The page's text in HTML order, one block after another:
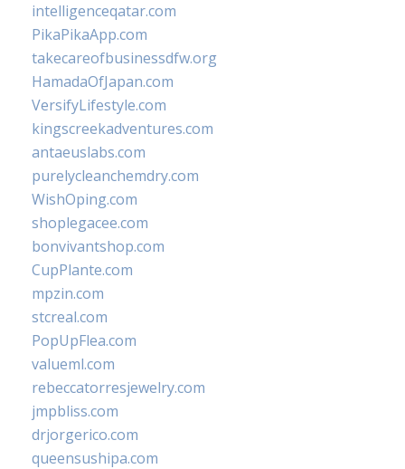
intelligenceqatar.com
PikaPikaApp.com
takecareofbusinessdfw.org
HamadaOfJapan.com
VersifyLifestyle.com
kingscreekadventures.com
antaeuslabs.com
purelycleanchemdry.com
WishOping.com
shoplegacee.com
bonvivantshop.com
CupPlante.com
mpzin.com
stcreal.com
PopUpFlea.com
valueml.com
rebeccatorresjewelry.com
jmpbliss.com
drjorgerico.com
queensushipa.com